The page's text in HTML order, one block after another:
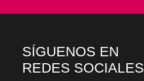
SÍGUENOS EN
REDES SOCIALES